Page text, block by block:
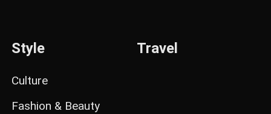
Style
Culture
Fashion & Beauty
Travel